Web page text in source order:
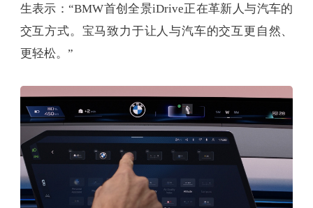
生表示：“BMW首创全景iDrive正在革新人与汽车的
交互方式。宝马致力于让人与汽车的交互更自然、
更轻松。”